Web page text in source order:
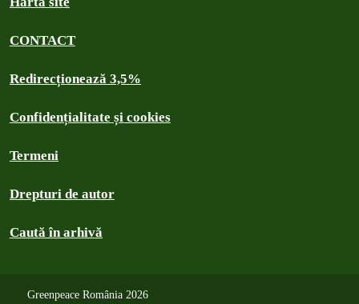
CONTACT
Redirecționează 3,5%
Confidențialitate și cookies
Termeni
Drepturi de autor
Caută în arhivă
Greenpeace România 2026